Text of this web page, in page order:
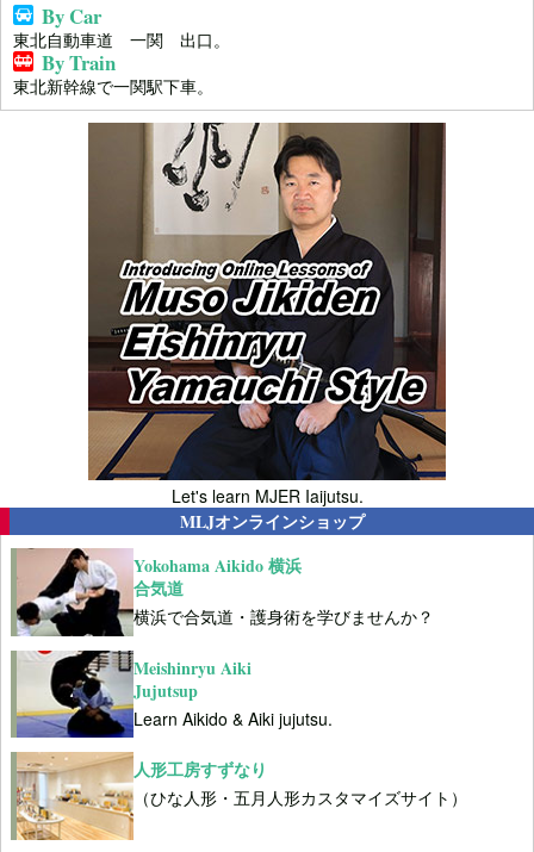
By Car
東北自動車道 一関 出口。
By Train
東北新幹線で一関駅下車。
Let's learn MJER Iaijutsu.
MLJオンラインショップ
Yokohama Aikido 横浜
合気道
横浜で合気道・護身術を学びませんか？
Meishinryu Aiki
Jujutsup
Learn Aikido & Aiki jujutsu.
人形工房すずなり
（ひな人形・五月人形カスタマイズサイト）